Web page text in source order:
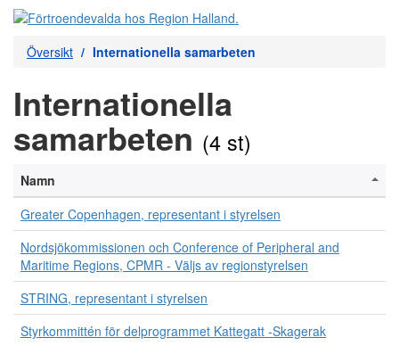
Översikt Internationella samarbeten
Internationella
samarbeten (4 st)
Namn
Greater Copenhagen, representant i styrelsen
Nordsjökommissionen och Conference of Peripheral and
Maritime Regions, CPMR - Väljs av regionstyrelsen
STRING, representant i styrelsen
Styrkommittén för delprogrammet Kattegatt -Skagerak